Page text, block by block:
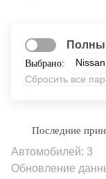
Выбрано: Nissan
Сбросить все
Автомобилей: 3
Обновление